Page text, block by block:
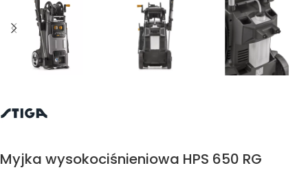
Myjka wysokociśnieniowa HPS 650 RG